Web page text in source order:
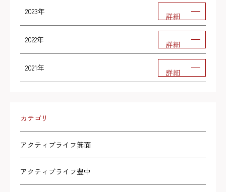
2023年 詳細
2022年 詳細
2021年 詳細
カテゴリ
アクティブライフ箕面
アクティブライフ豊中